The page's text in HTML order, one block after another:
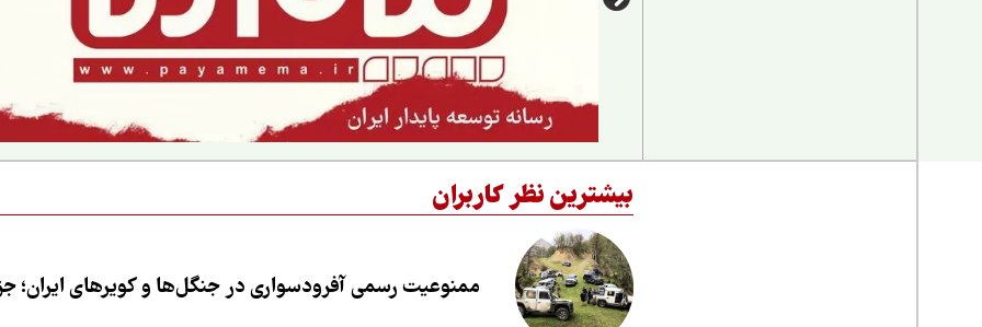
بیشترین نظر کاربران
ممنوعیت رسمی آفرودسواری در جنگل‌ها و کویرهای ایران؛